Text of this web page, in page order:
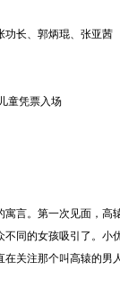
功长、郭炳琨、张亚茜
童凭票入场
言。第一次见面，
同的女孩吸引了。
关注那个叫高辕的